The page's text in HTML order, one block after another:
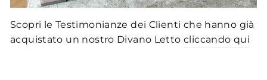
Scopri le Testimonianze dei Clienti che hanno già
acquistato un nostro Divano Lettocliccando qui